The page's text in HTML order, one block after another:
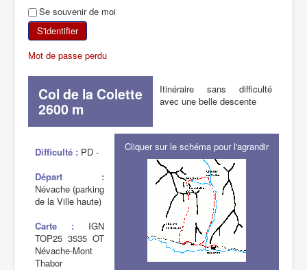
SKI DE RANDONNÉE
RANDONNÉE SPORTIVE
Se souvenir de moi
S'identifier
Mot de passe perdu
Col de la Colette
2600 m
Itinéraire sans difficulté
avec une belle descente
Cliquer sur le schéma pour l'agrandir
Difficulté : PD -
Départ :
Névache (parking
de la Ville haute)
Carte : IGN
TOP25 3535 OT
Névache-Mont
Thabor